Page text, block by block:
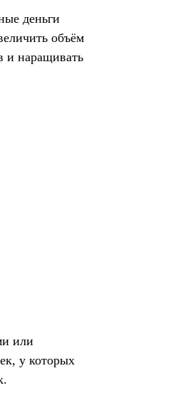
деньги
объём
и наращивать
или
у которых